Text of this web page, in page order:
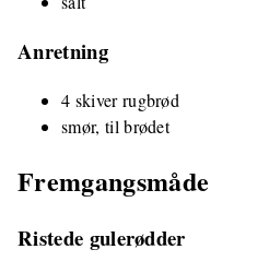
Anretning
4 skiver rugbrød
smør, til brødet
Fremgangsmåde
Ristede gulerødder